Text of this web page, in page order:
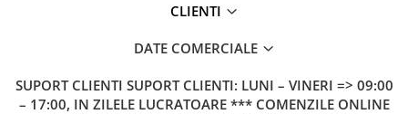
CLIENTI
DATE COMERCIALE
SUPORT CLIENTI SUPORT CLIENTI: LUNI – VINERI => 09:00
– 17:00, IN ZILELE LUCRATOARE *** COMENZILE ONLINE